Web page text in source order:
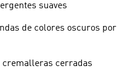
suaves
de colores oscuros por
cremalleras cerradas